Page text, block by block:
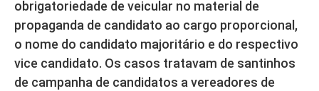
obrigatoriedade de veicular no material de
propaganda de candidato ao cargo proporcional,
o nome do candidato majoritário e do respectivo
vice candidato. Os casos tratavam de santinhos
de campanha de candidatos a vereadores de